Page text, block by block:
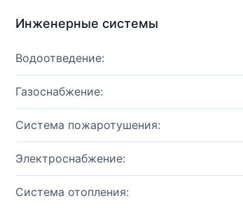
Инженерные системы
Водоотведение:
Газоснабжение:
Система пожаротушения:
Электроснабжение:
Система отопления: